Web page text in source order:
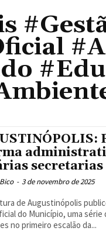
secretarias
- 3 de novembro de 2025
de Augustinópolis
do Município, uma
no primeiro escalão da...